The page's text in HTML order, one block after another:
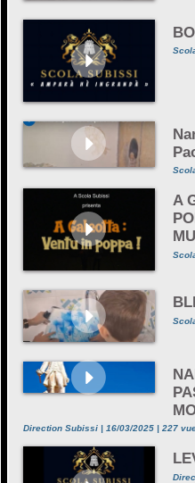
A
Direction Subissi | 16/03/2025 | 227